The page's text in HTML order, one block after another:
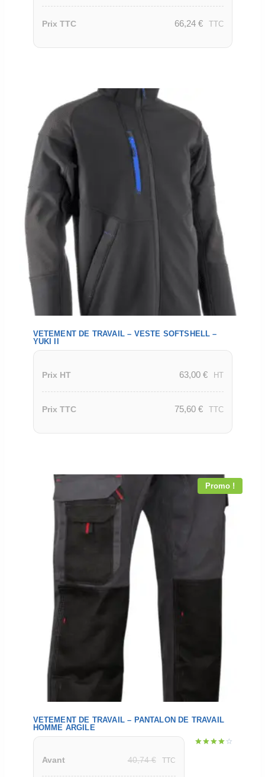
Prix TTC 66,24 € TTC
VETEMENT DE TRAVAIL – VESTE SOFTSHELL –
YUKI II
Prix HT 63,00 € HT
Prix TTC 75,60 € TTC
Promo !
VETEMENT DE TRAVAIL – PANTALON DE TRAVAIL
HOMME ARGILE
Avant 40,74€ TTC